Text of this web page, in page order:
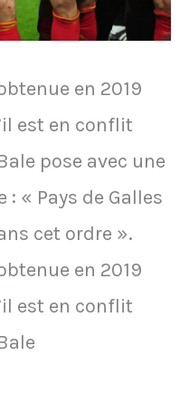
en 2019
est en conflit
pose avec une
« Pays de Galles
cet ordre ».
en 2019
est en conflit